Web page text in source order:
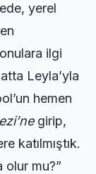
yerel
ilgi
Leyla’yla
hemen
girip,
katılmıştık.
olur mu?”